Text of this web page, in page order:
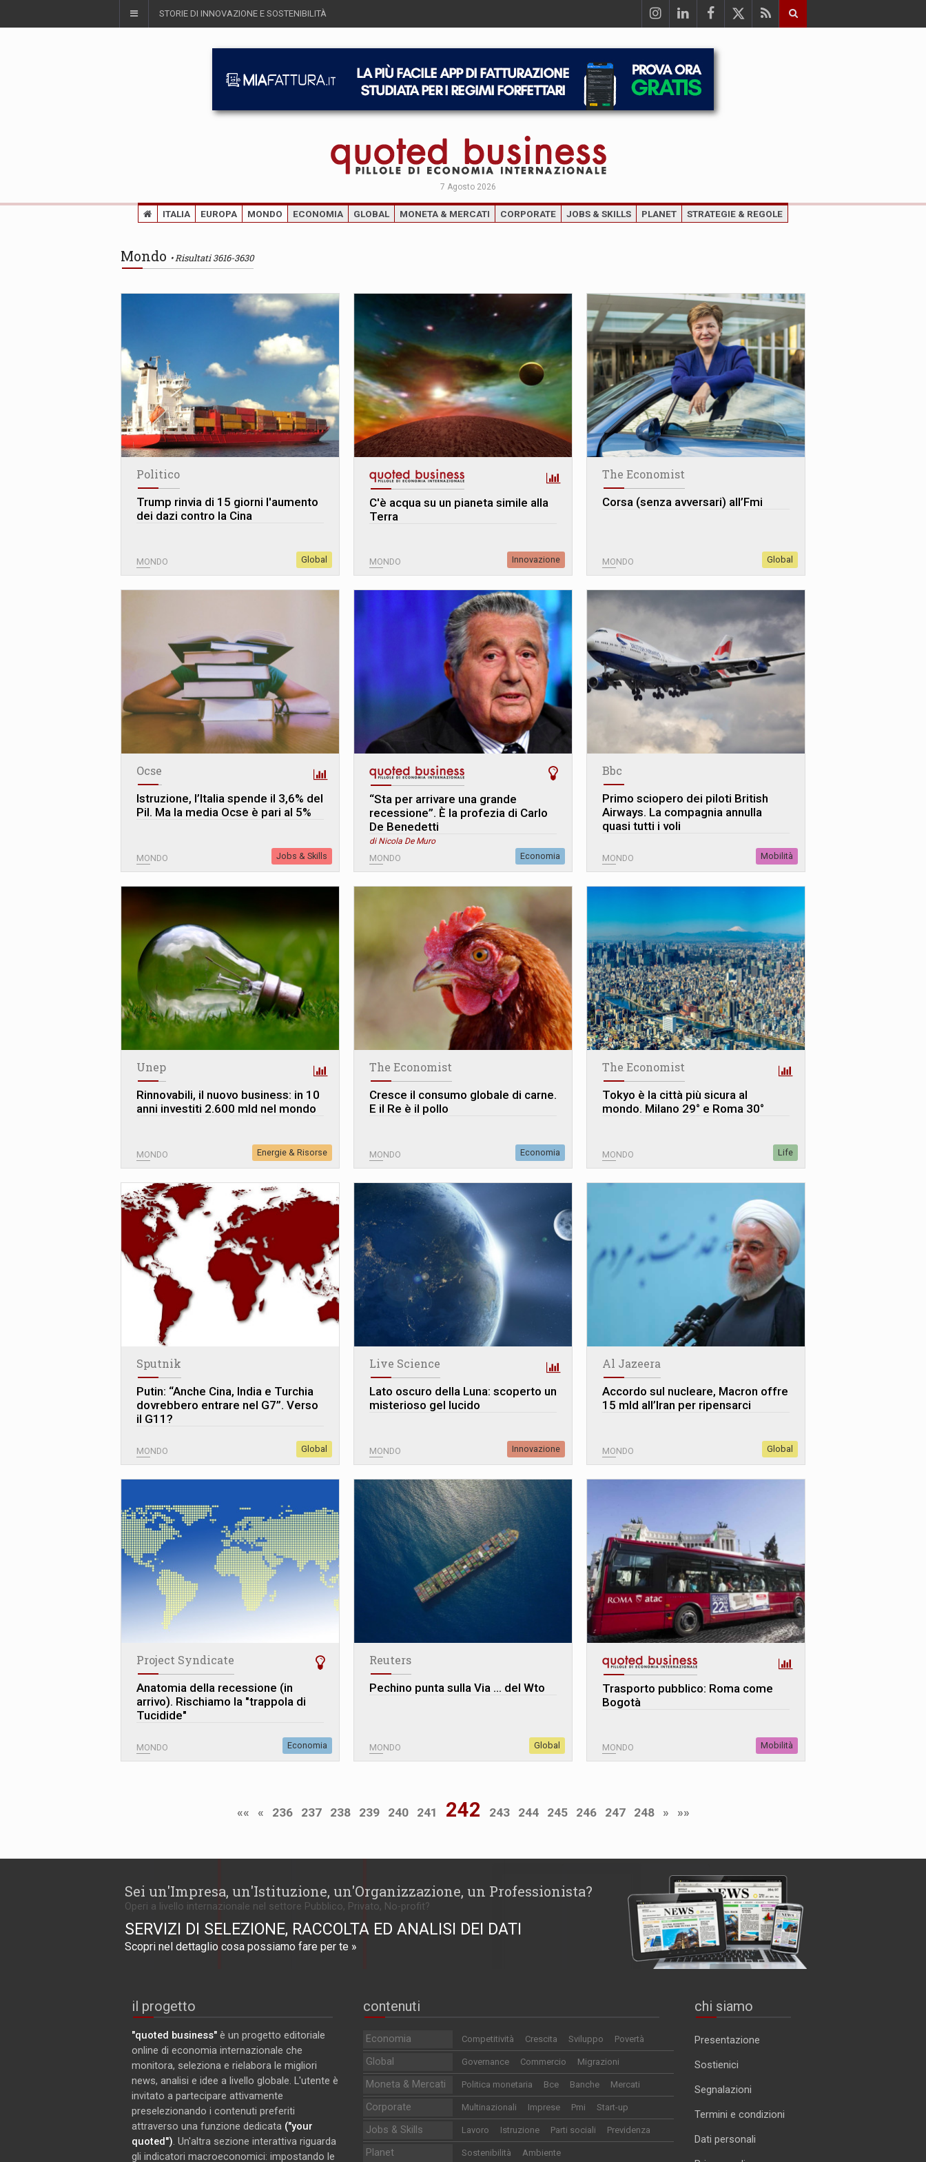
STORIE DI INNOVAZIONE E SOSTENIBILITÀ
7 Agosto 2026
ITALIA EUROPA MONDO ECONOMIA GLOBAL MONETA & MERCATI CORPORATE JOBS & SKILLS PLANET STRATEGIE & REGOLE
Mondo Risultati 3616-3630
Politico
Trump rinvia di 15 giorni l'aumento
dei dazi contro la Cina
MONDO Global
C'è acqua su un pianeta simile alla
Terra
MONDO Innovazione
The Economist
Corsa (senza avversari) all’Fmi
MONDO Global
Ocse
Istruzione, l’Italia spende il 3,6% del
Pil. Ma la media Ocse è pari al 5%
MONDO Jobs & Skills
“Sta per arrivare una grande
recessione”. È la profezia di Carlo
De Benedetti
di Nicola De Muro
MONDO Economia
Bbc
Primo sciopero dei piloti British
Airways. La compagnia annulla
quasi tutti i voli
MONDO Mobilità
Unep
Rinnovabili, il nuovo business: in 10
anni investiti 2.600 mld nel mondo
MONDO Energie & Risorse
The Economist
Cresce il consumo globale di carne.
E il Re è il pollo
MONDO Economia
The Economist
Tokyo è la città più sicura al
mondo. Milano 29° e Roma 30°
MONDO Life
Sputnik
Putin: “Anche Cina, India e Turchia
dovrebbero entrare nel G7”. Verso
il G11?
MONDO Global
Live Science
Lato oscuro della Luna: scoperto un
misterioso gel lucido
MONDO Innovazione
Al Jazeera
Accordo sul nucleare, Macron offre
15 mld all’Iran per ripensarci
MONDO Global
Project Syndicate
Anatomia della recessione (in
arrivo). Rischiamo la "trappola di
Tucidide"
MONDO Economia
Reuters
Pechino punta sulla Via … del Wto
MONDO Global
Trasporto pubblico: Roma come
Bogotà
MONDO Mobilità
«« « 236 237 238 239 240 241 242 243 244 245 246 247 248 » »»
Sei un'Impresa, un'Istituzione, un'Organizzazione, un Professionista?
Operi a livello internazionale nel settore Pubblico, Privato, No-profit?
SERVIZI DI SELEZIONE, RACCOLTA ED ANALISI DEI DATI
Scopri nel dettaglio cosa possiamo fare per te »
il progetto
"quoted business" è un progetto editoriale
online di economia internazionale che
monitora, seleziona e rielabora le migliori
news, analisi e idee a livello globale. L'utente è
invitato a partecipare attivamente
preselezionando i contenuti preferiti
attraverso una funzione dedicata ("your
quoted"). Un'altra sezione interattiva riguarda
gli indicatori macroeconomici: impostando le
contenuti
Economia Competitività Crescita Sviluppo Povertà
Global Governance Commercio Migrazioni
Moneta & Mercati Politica monetaria Bce Banche Mercati
Corporate Multinazionali Imprese Pmi Start-up
Jobs & Skills Lavoro Istruzione Parti sociali Previdenza
Planet Sostenibilità Ambiente
chi siamo
Presentazione
Sostienici
Segnalazioni
Termini e condizioni
Dati personali